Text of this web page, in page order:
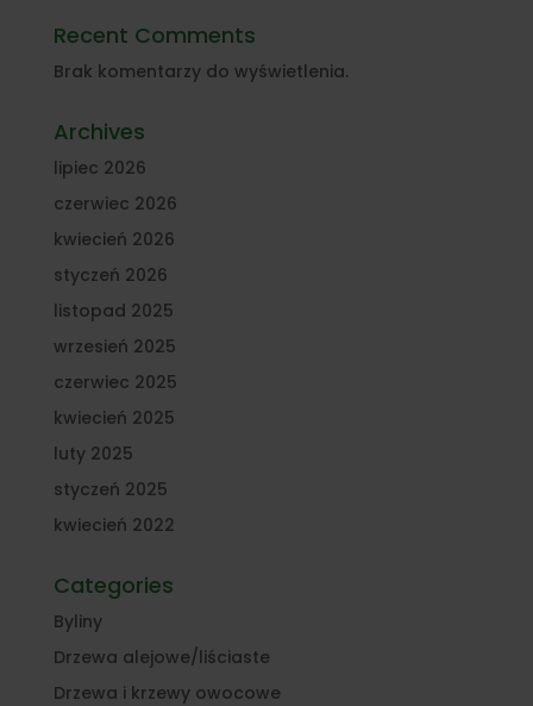
Recent Comments
Brak komentarzy do wyświetlenia.
Archives
lipiec 2026
czerwiec 2026
kwiecień 2026
styczeń 2026
listopad 2025
wrzesień 2025
czerwiec 2025
kwiecień 2025
luty 2025
styczeń 2025
kwiecień 2022
Categories
Byliny
Drzewa alejowe/liściaste
Drzewa i krzewy owocowe